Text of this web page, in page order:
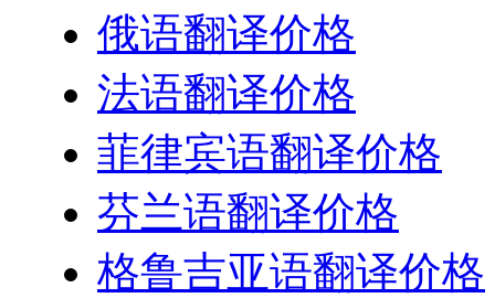
俄语翻译价格
法语翻译价格
菲律宾语翻译价格
芬兰语翻译价格
格鲁吉亚语翻译价格